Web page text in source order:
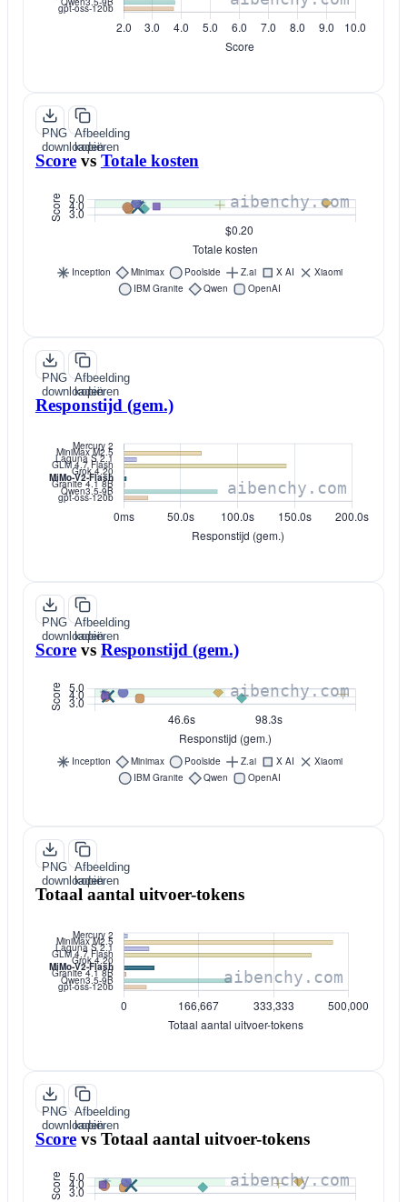
PNG
downloaden
Afbeelding
kopiëren
Score vs Totale kosten
PNG
downloaden
Afbeelding
kopiëren
Responstijd (gem.)
PNG
downloaden
Afbeelding
kopiëren
Score vs Responstijd (gem.)
PNG
downloaden
Afbeelding
kopiëren
Totaal aantal uitvoer-tokens
PNG
downloaden
Afbeelding
kopiëren
Score vsTotaal aantal uitvoer-tokens